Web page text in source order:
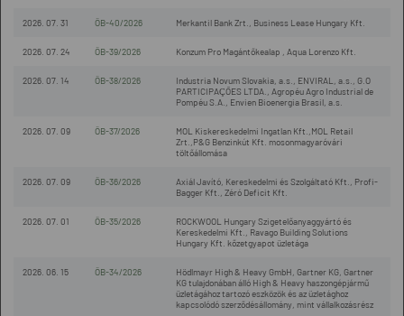
2026. 07. 31 ÖB-40/2026 Merkantil Bank Zrt., Business Lease Hungary Kft.
2026. 07. 24 ÖB-39/2026 Konzum Pro Magántőkealap , Aqua Lorenzo Kft.
2026. 07. 14 ÖB-38/2026
Industria Novum Slovakia, a.s., ENVIRAL, a.s., G.O
PARTICIPAÇÕES LTDA., Agropéu Agro Industrial de
Pompéu S.A., Envien Bioenergia Brasil, a.s.
2026. 07. 09 ÖB-37/2026
MOL Kiskereskedelmi Ingatlan Kft.,MOL Retail
Zrt.,P&G Benzinkút Kft. mosonmagyaróvári
töltőállomása
2026. 07. 09 ÖB-36/2026
Axiál Javító, Kereskedelmi és Szolgáltató Kft., Profi-
Bagger Kft., Zéró Deficit Kft.
2026. 07. 01 ÖB-35/2026
ROCKWOOL Hungary Szigetelőanyaggyártó és
Kereskedelmi Kft., Ravago Building Solutions
Hungary Kft. kőzetgyapot üzletága
2026. 06. 15 ÖB-34/2026
Hödlmayr High & Heavy GmbH, Gartner KG, Gartner
KG tulajdonában álló High & Heavy haszongépjármű
üzletágához tartozó eszközök és az üzletághoz
kapcsolódó szerződésállomány, mint vállalkozásrész